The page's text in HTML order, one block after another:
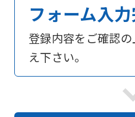
フォーム入
登録内容をご確認
え下さい。